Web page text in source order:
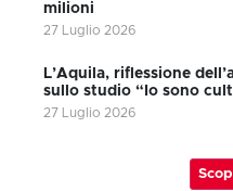
milioni
27 Luglio 2026
L’Aquila, riflessione
sullo studio “Io sono
27 Luglio 2026